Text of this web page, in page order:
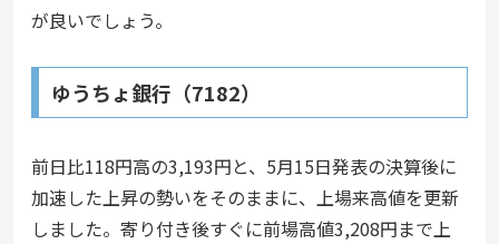
が良いでしょう。
ゆうちょ銀行（7182）
前日比118円高の3,193円と、5月15日発表の決算後に
加速した上昇の勢いをそのままに、上場来高値を更新
しました。寄り付き後すぐに前場高値3,208円まで上